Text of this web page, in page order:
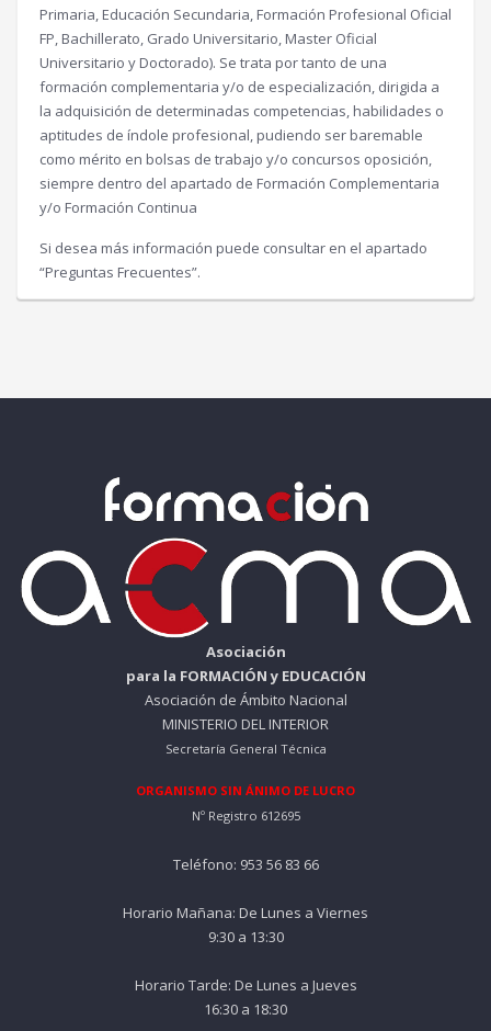
Primaria, Educación Secundaria, Formación Profesional Oficial
FP, Bachillerato, Grado Universitario, Master Oficial
Universitario y Doctorado). Se trata por tanto de una
formación complementaria y/o de especialización, dirigida a
la adquisición de determinadas competencias, habilidades o
aptitudes de índole profesional, pudiendo ser baremable
como mérito en bolsas de trabajo y/o concursos oposición,
siempre dentro del apartado de Formación Complementaria
y/o Formación Continua
Si desea más información puede consultar en el apartado
“Preguntas Frecuentes”.
Asociación
para la FORMACIÓN y EDUCACIÓN
Asociación de Ámbito Nacional
MINISTERIO DEL INTERIOR
Secretaría General Técnica
ORGANISMO SIN ÁNIMO DE LUCRO
Nº Registro 612695
Teléfono: 953 56 83 66
Horario Mañana: De Lunes a Viernes
9:30 a 13:30
Horario Tarde: De Lunes a Jueves
16:30 a 18:30